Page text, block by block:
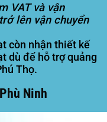
VAT và vận
lên vận chuyển
còn nhận thiết kế
dù để hỗ trợ quảng
Thọ.
Ninh